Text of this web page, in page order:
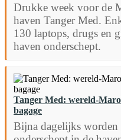
Drukke week voor de
haven Tanger Med.
130 laptops, drugs en
haven onderschept.
Tanger Med: wereld-
bagage
Bijna dagelijks worden